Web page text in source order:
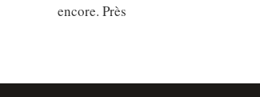
encore. Près